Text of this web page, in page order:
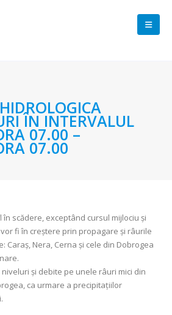
ÎN INTERVALUL
07.00 –
07.00
scădere, exceptând cursul mijlociu şi
fi în creştere prin propagare și râurile
Caraş, Nera, Cerna şi cele din Dobrogea
și debite pe unele râuri mici din
ca urmare a precipitaţiilor